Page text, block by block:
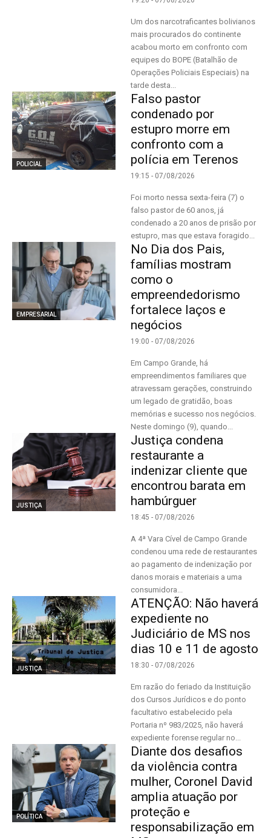
Um dos narcotraficantes bolivianos
mais procurados do continente
acabou morto em confronto com
equipes do BOPE (Batalhão de
Operações Policiais Especiais) na
tarde desta...
POLICIAL
Falso pastor
condenado por
estupro morre em
confronto com a
polícia em Terenos
19:15 - 07/08/2026
Foi morto nessa sexta-feira (7) o
falso pastor de 60 anos, já
condenado a 20 anos de prisão por
estupro, mas que estava foragido...
EMPRESARIAL
No Dia dos Pais,
famílias mostram
como o
empreendedorismo
fortalece laços e
negócios
19:00 - 07/08/2026
Em Campo Grande, há
empreendimentos familiares que
atravessam gerações, construindo
um legado de gratidão, boas
memórias e sucesso nos negócios.
Neste domingo (9), quando...
JUSTIÇA
Justiça condena
restaurante a
indenizar cliente que
encontrou barata em
hambúrguer
18:45 - 07/08/2026
A 4ª Vara Cível de Campo Grande
condenou uma rede de restaurantes
ao pagamento de indenização por
danos morais e materiais a uma
consumidora...
JUSTIÇA
ATENÇÃO: Não haverá
expediente no
Judiciário de MS nos
dias 10 e 11 de agosto
18:30 - 07/08/2026
Em razão do feriado da Instituição
dos Cursos Jurídicos e do ponto
facultativo estabelecido pela
Portaria nº 983/2025, não haverá
expediente forense regular no...
POLÍTICA
Diante dos desafios
da violência contra
mulher, Coronel David
amplia atuação por
proteção e
responsabilização em